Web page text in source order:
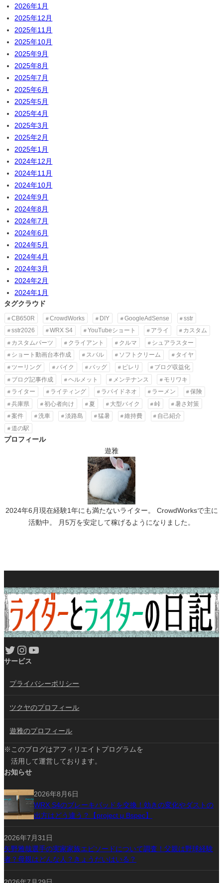
2026年1月
2025年12月
2025年11月
2025年10月
2025年9月
2025年8月
2025年7月
2025年6月
2025年5月
2025年4月
2025年3月
2025年2月
2025年1月
2024年12月
2024年11月
2024年10月
2024年9月
2024年8月
2024年7月
2024年6月
2024年5月
2024年4月
2024年3月
2024年2月
2024年1月
タグクラウド
CB650R CrowdWorks DIY GoogleAdSense
sstr
sstr2026
WRX S4 YouTubeショート アライ
カスタム
カスタムパーツ
クライアント クルマ
シュアラスター
ショート動画台本作成
スバル ソフトクリーム
タイヤ
ツーリング
バイク バッグ ピレリ
ブログ収益化
ブログ記事作成
ヘルメット メンテナンス
モリワキ
ライター
ライティング ラパイドネオ ラーメン
保険
兵庫県
初心者向け 夏 大型バイク 峠
暑さ対策
案件
洗車 淡路島 猛暑 維持費
自己紹介
道の駅
プロフィール
遊雅
2024年6月現在経験1年にも満たないライター。 CrowdWorksで主に
活動中。 月5万を安定して稼げるようになりました。
Twitter Instagram YouTube
サービス
プライバシーポリシー
ツクヤのプロフィール
遊雅のプロフィール
※このブログはアフィリエイトプログラムを
活用して運営しております。
お知らせ
2026年8月6日
WRX S4のブレーキパッドを交換！効きの変化やダストの
出方はどう違う？【project μ Bspec】
2026年7月31日
矢野雅哉選手の実家家族エピソードについて調査！父親は野球経験
者？母親はどんな人？きょうだいはいる？